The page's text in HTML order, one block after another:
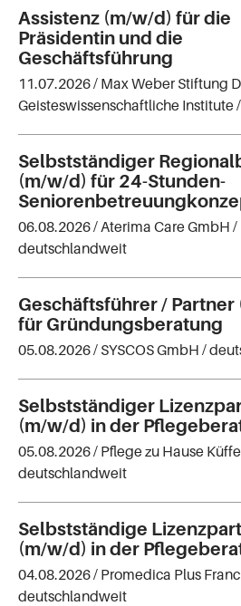
Assistenz (m/w/d) für die
Präsidentin und die
Geschäftsführung
11.07.2026 / Max Weber Stiftung
Geisteswissenschaftliche Institute
Selbstständiger
(m/w/d) für 24-Stunden-
06.08.2026 /Aterima Care GmbH /
deutschlandweit
Geschäftsführer / Partner
für Gründungsberatung
05.08.2026 / SYSCOS GmbH /
Selbstständiger
(m/w/d) in der
05.08.2026 / Pflege zu Hause
deutschlandweit
Selbstständige
(m/w/d) in der
04.08.2026 / Promedica Plus
deutschlandweit